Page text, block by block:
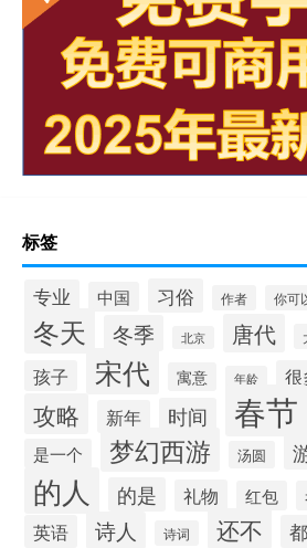
标签
专业 中国 习俗 作者 你可
冬天 冬季 北京 唐代
孩子 宋代 寓意 年龄 很
攻略 新年 时间 春节
是一个 梦幻西游 汤圆
的人 的是 礼物 红包
英语 诗人 诗词 还不